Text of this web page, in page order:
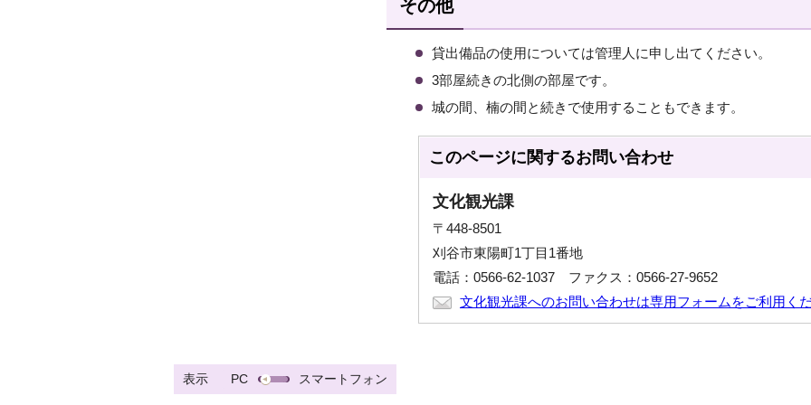
その他
貸出備品の使用については管理人に申し出てください。
3部屋続きの北側の部屋です。
城の間、楠の間と続きで使用することもできます。
このページに関するお問い合わせ
文化観光課
〒448-8501
刈谷市東陽町1丁目1番地
電話：0566-62-1037 ファクス：0566-27-9652
文化観光課へのお問い合わせは専用フォームをご利用く
表示 PC スマートフォン